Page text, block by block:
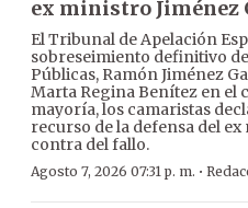
ex ministro Jiménez
El Tribunal de Apelación
sobreseimiento definitivo
Públicas, Ramón Jiménez
Marta Regina Benítez en el
mayoría, los camaristas
recurso de la defensa del
contra del fallo.
Agosto 7, 2026 07:31 p. m. ·